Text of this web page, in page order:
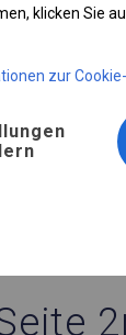
klicken Sie
zur